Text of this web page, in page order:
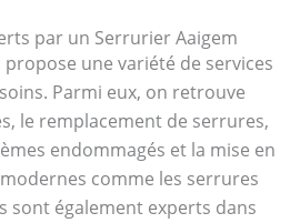
par un Serrurier Aaigem
une variété de services
Parmi eux, on retrouve
le remplacement de serrures,
endommagés et la mise en
comme les serrures
sont également experts dans